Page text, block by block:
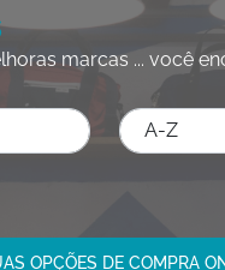
marcas ... você
OPÇÕES DE COMPRA